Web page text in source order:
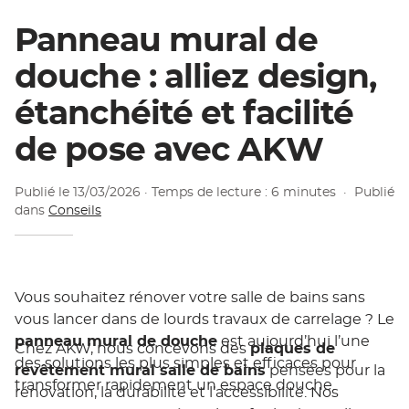
Panneau mural de
douche : alliez design,
étanchéité et facilité
de pose avec AKW
Publié le 13/03/2026 · Temps de lecture : 6 minutes ·
Publié
dans Conseils
Vous souhaitez rénover votre salle de bains sans
vous lancer dans de lourds travaux de carrelage ? Le
panneau mural de douche est aujourd’hui l’une
des solutions les plus simples et efficaces pour
transformer rapidement un espace douche.
Chez AKW, nous concevons desplaques de
revêtement mural salle de bainspensées pour la
rénovation, la durabilité et l’accessibilité. Nos